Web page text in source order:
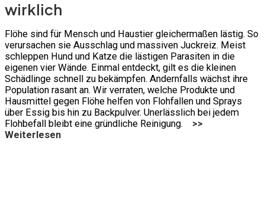
wirklich
Flöhe sind für Mensch und Haustier gleichermaßen lästig. So
verursachen sie Ausschlag und massiven Juckreiz. Meist
schleppen Hund und Katze die lästigen Parasiten in die
eigenen vier Wände. Einmal entdeckt, gilt es die kleinen
Schädlinge schnell zu bekämpfen. Andernfalls wächst ihre
Population rasant an. Wir verraten, welche Produkte und
Hausmittel gegen Flöhe helfen von Flohfallen und Sprays
über Essig bis hin zu Backpulver. Unerlässlich bei jedem
Flohbefall bleibt eine gründliche Reinigung.
>>
Weiterlesen